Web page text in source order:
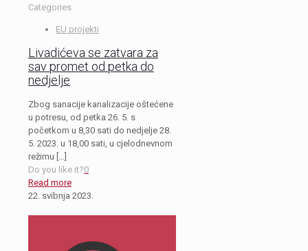
Categories
EU projekti
Livadićeva se zatvara za
sav promet od petka do
nedjelje
Zbog sanacije kanalizacije oštećene
u potresu, od petka 26. 5. s
početkom u 8,30 sati do nedjelje 28.
5. 2023. u 18,00 sati, u cjelodnevnom
režimu […]
Do you like it?0
Read more
22. svibnja 2023.